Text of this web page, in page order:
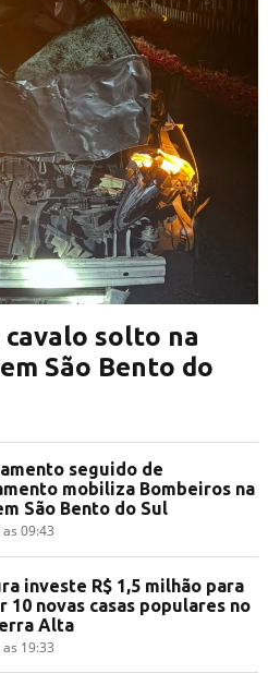
cavalo solto na
São Bento do
seguido de
mobiliza Bombeiros na
São Bento do Sul
09:43
investe R$ 1,5 milhão para
10 novas casas populares no
Alta
19:33